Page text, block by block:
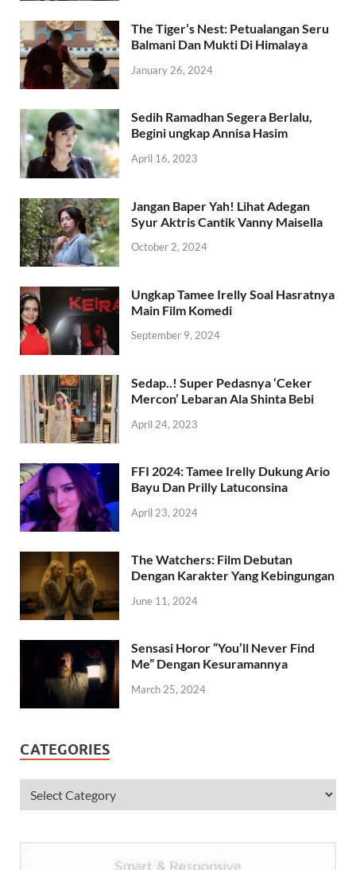
The Tiger’s Nest: Petualangan Seru
Balmani Dan Mukti Di Himalaya
January 26, 2024
Sedih Ramadhan Segera Berlalu,
Begini ungkap Annisa Hasim
April 16, 2023
Jangan Baper Yah! Lihat Adegan
Syur Aktris Cantik Vanny Maisella
October 2, 2024
Ungkap Tamee Irelly Soal Hasratnya
Main Film Komedi
September 9, 2024
Sedap..! Super Pedasnya ‘Ceker
Mercon’ Lebaran Ala Shinta Bebi
April 24, 2023
FFI 2024: Tamee Irelly Dukung Ario
Bayu Dan Prilly Latuconsina
April 23, 2024
The Watchers: Film Debutan
Dengan Karakter Yang Kebingungan
June 11, 2024
Sensasi Horor “You’ll Never Find
Me” Dengan Kesuramannya
March 25, 2024
CATEGORIES